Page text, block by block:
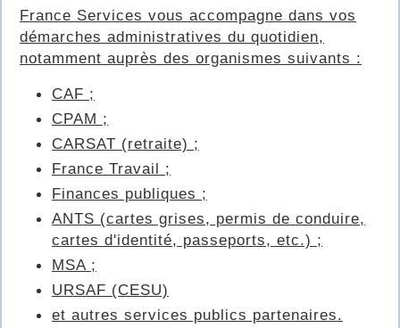
France Services vous accompagne dans vos
démarches administratives du quotidien,
notamment auprès des organismes suivants :
CAF ;
CPAM ;
CARSAT (retraite) ;
France Travail ;
Finances publiques ;
ANTS (cartes grises, permis de conduire,
cartes d'identité, passeports, etc.) ;
MSA ;
URSAF (CESU)
et autres services publics partenaires.